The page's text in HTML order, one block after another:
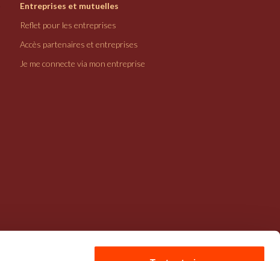
Entreprises et mutuelles
Reflet pour les entreprises
Accès partenaires et entreprises
Je me connecte via mon entreprise